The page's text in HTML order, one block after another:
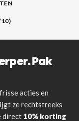
10)
Pak
acties en
ze rechtstreeks
direct 10% korting